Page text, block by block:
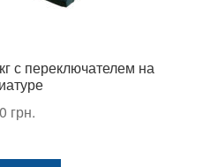
с переключателем на
грн.